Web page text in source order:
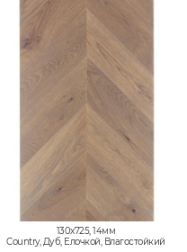
130x725, 14мм
Country, Дуб, Елочкой, Влагостойкий